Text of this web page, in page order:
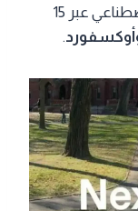
لدعم البحث والتعليم في مجال الذكاء الاصطناعي عبر 15
.